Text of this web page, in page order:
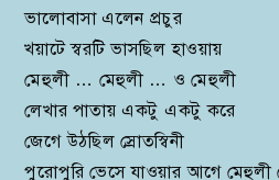
ভালোবাসা এলেন প্রচুর
খয়াটে স্বরটি ভাসছিল হাওয়ায়
মেহুলী … মেহুলী … ও মেহুলী
লেখার পাতায় একটু একটু করে
জেগে উঠছিল স্রোতস্বিনী
পুরোপুরি ভেসে যাওয়ার আগে